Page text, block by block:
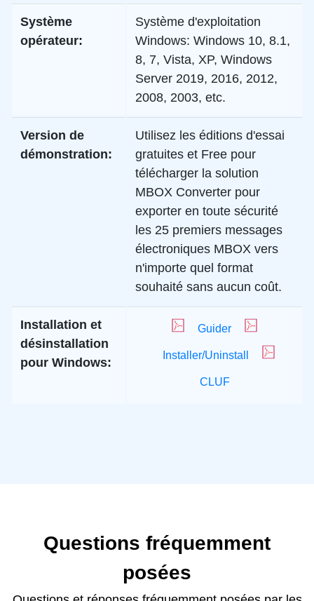
Système
opérateur:
Système d'exploitation
Windows: Windows 10, 8.1,
8, 7, Vista, XP, Windows
Server 2019, 2016, 2012,
2008, 2003, etc.
Version de
démonstration:
Utilisez les éditions d'essai
gratuites et Free pour
télécharger la solution
MBOX Converter pour
exporter en toute sécurité
les 25 premiers messages
électroniques MBOX vers
n'importe quel format
souhaité sans aucun coût.
Installation et
désinstallation
pour Windows:
Guider
Installer/Uninstall
CLUF
Questions fréquemment
posées